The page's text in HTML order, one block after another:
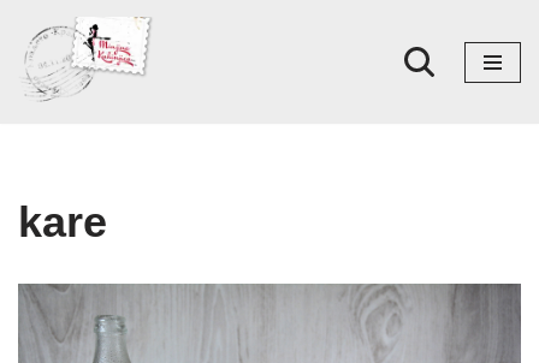
Skoči
na
kare